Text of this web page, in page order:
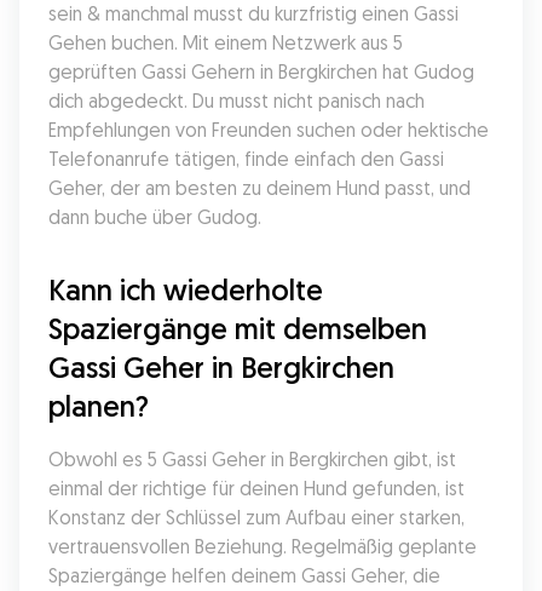
sein & manchmal musst du kurzfristig einen Gassi
Gehen buchen. Mit einem Netzwerk aus 5
geprüften Gassi Gehern in Bergkirchen hat Gudog
dich abgedeckt. Du musst nicht panisch nach
Empfehlungen von Freunden suchen oder hektische
Telefonanrufe tätigen, finde einfach den Gassi
Geher, der am besten zu deinem Hund passt, und
dann buche über Gudog.
Kann ich wiederholte
Spaziergänge mit demselben
Gassi Geher in Bergkirchen
planen?
Obwohl es 5 Gassi Geher in Bergkirchen gibt, ist
einmal der richtige für deinen Hund gefunden, ist
Konstanz der Schlüssel zum Aufbau einer starken,
vertrauensvollen Beziehung. Regelmäßig geplante
Spaziergänge helfen deinem Gassi Geher, die